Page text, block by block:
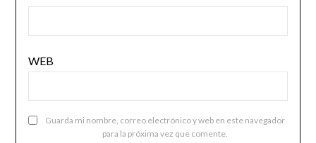
WEB
Guarda mi nombre, correo electrónico y web en este navegador
para la próxima vez que comente.